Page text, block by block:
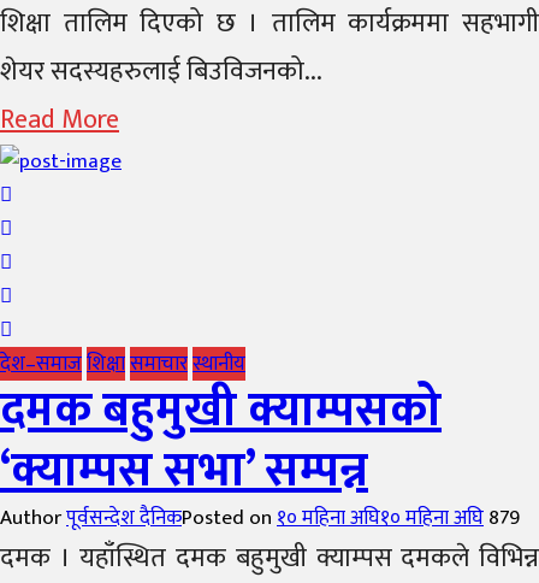
शिक्षा तालिम दिएको छ । तालिम कार्यक्रममा सहभागी
शेयर सदस्यहरुलाई बिउविजनको...
Read More
देश–समाजशिक्षासमाचारस्थानीय
दमक बहुमुखी क्याम्पसको
‘क्याम्पस सभा’ सम्पन्न
Authorपूर्वसन्देश दैनिकPosted on१० महिना अघि१० महिना अघि879
दमक । यहाँस्थित दमक बहुमुखी क्याम्पस दमकले विभिन्न